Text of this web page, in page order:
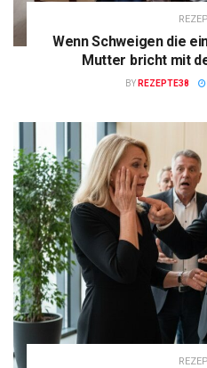
Wenn Schweigen die
Mutter bricht mit
BY REZEPTE38